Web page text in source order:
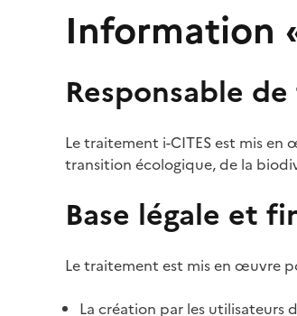
Information
Responsable
Le traitement i-CITES est mis
transition écologique, de la
Base légale et
Le traitement est mis en œuvre
La création par les utilisateurs